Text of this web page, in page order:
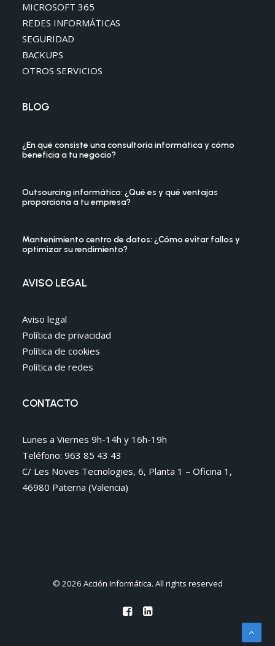
MICROSOFT 365
REDES INFORMÁTICAS
SEGURIDAD
BACKUPS
OTROS SERVICIOS
BLOG
¿En qué consiste una consultoría informática y cómo
beneficia a tu negocio?
Outsourcing informático: ¿Qué es y qué ventajas
proporciona a tu empresa?
Mantenimiento centro de datos: ¿Cómo evitar fallos y
optimizar su rendimiento?
AVISO LEGAL
Aviso legal
Política de privacidad
Política de cookies
Política de redes
CONTACTO
Lunes a Viernes 9h-14h y 16h-19h
Teléfono: 963 85 43 43
C/ Les Noves Tecnologies, 6, Planta 1 – Oficina 1,
46980 Paterna (Valencia)
© 2026 Acción Informática. All rights reserved